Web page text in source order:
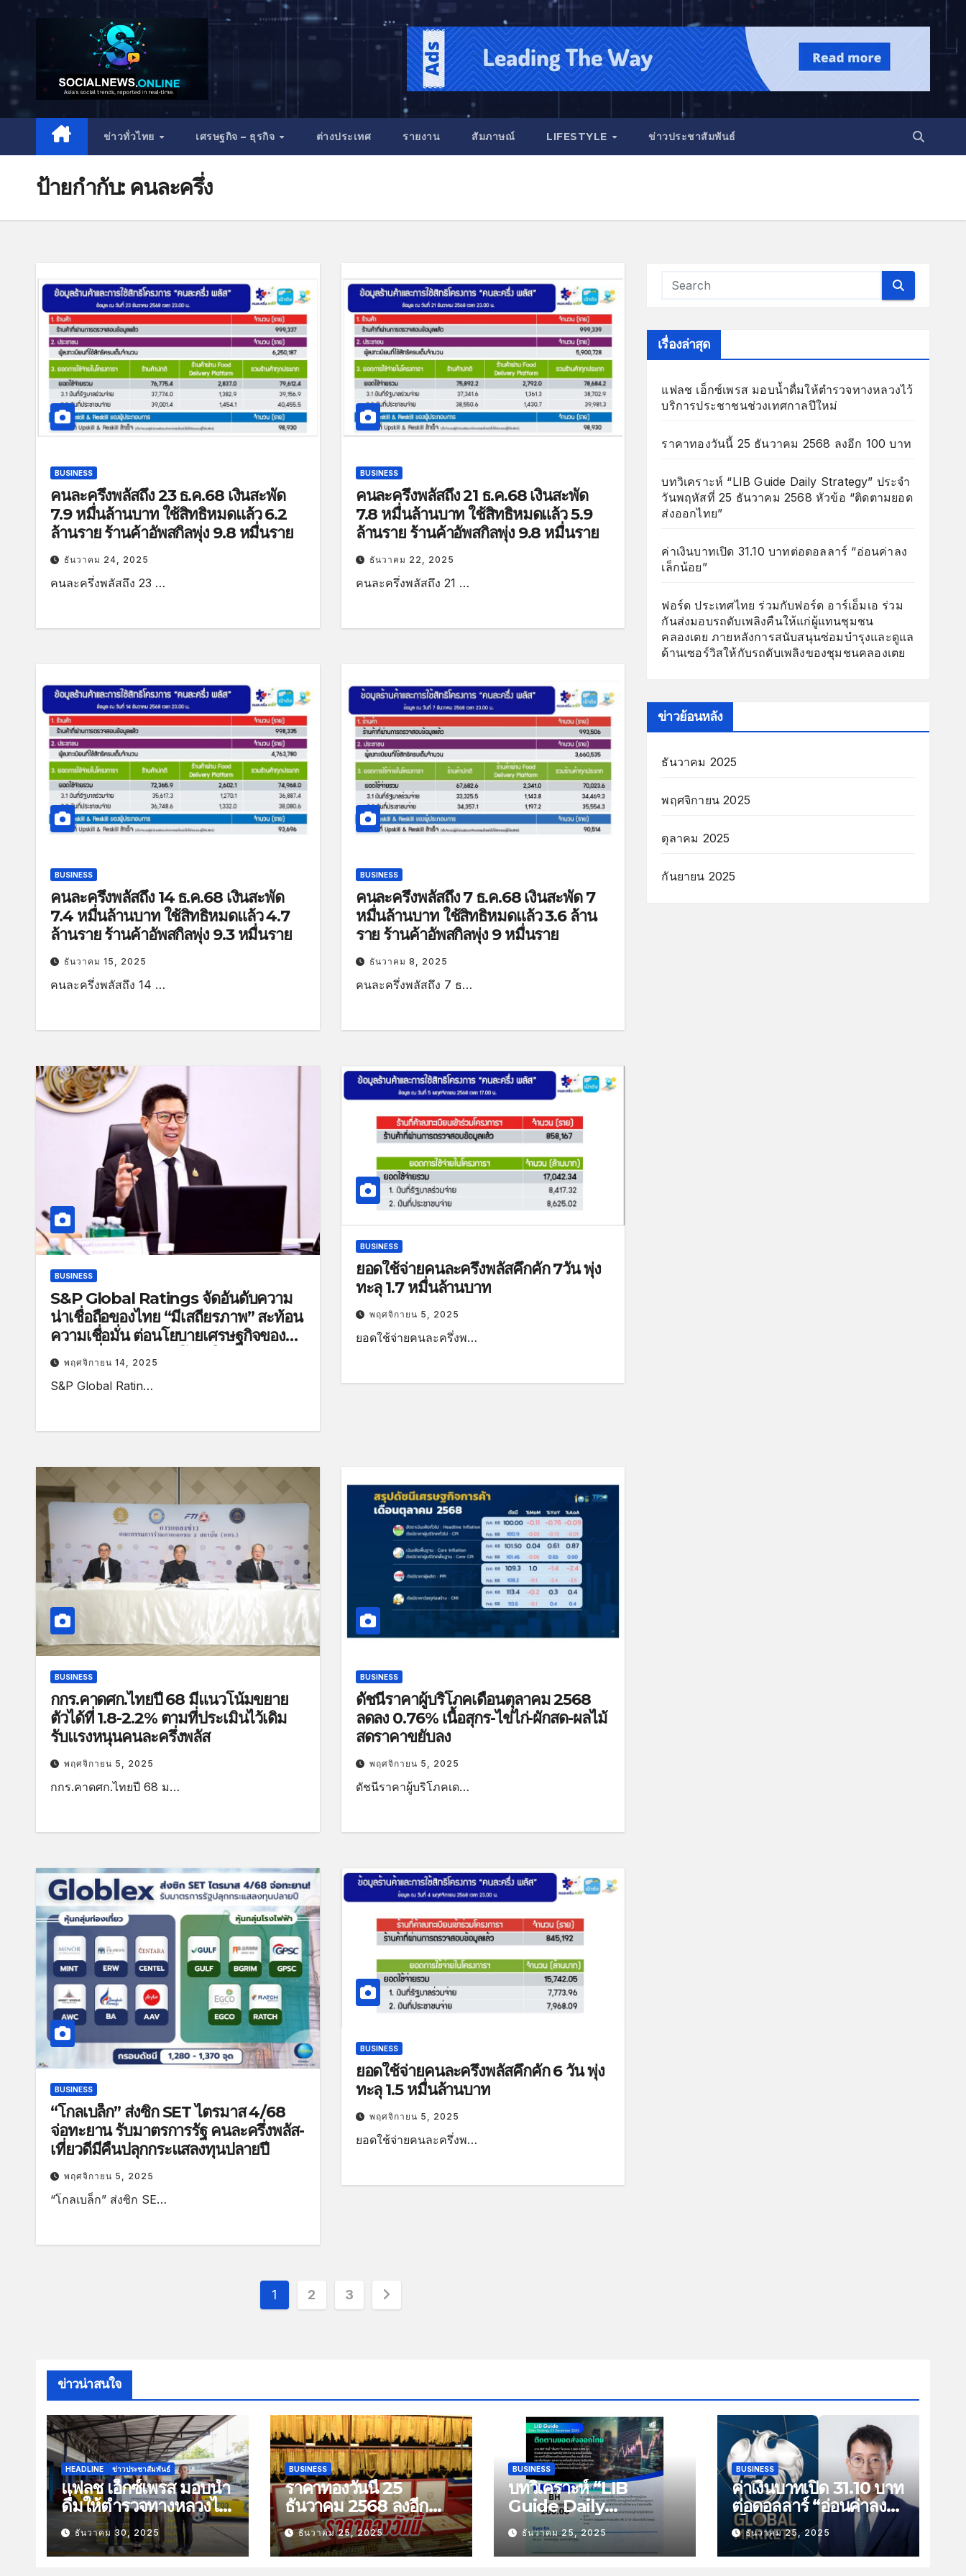
ข่าวทั่วไทย เศรษฐกิจ – ธุรกิจ ต่างประเทศ รายงาน สัมภาษณ์ LIFESTYLE ข่าวประชาสัมพันธ์
ป้ายกำกับ: คนละครึ่ง
BUSINESS
คนละครึ่งพลัสถึง 23 ธ.ค.68 เงินสะพัด
7.9 หมื่นล้านบาท ใช้สิทธิหมดแล้ว 6.2
ล้านราย ร้านค้าอัพสกิลพุ่ง 9.8 หมื่นราย
ธันวาคม 24, 2025
คนละครึ่งพลัสถึง 23 …
BUSINESS
คนละครึ่งพลัสถึง 21 ธ.ค.68 เงินสะพัด
7.8 หมื่นล้านบาท ใช้สิทธิหมดแล้ว 5.9
ล้านราย ร้านค้าอัพสกิลพุ่ง 9.8 หมื่นราย
ธันวาคม 22, 2025
คนละครึ่งพลัสถึง 21 …
BUSINESS
คนละครึ่งพลัสถึง 14 ธ.ค.68 เงินสะพัด
7.4 หมื่นล้านบาท ใช้สิทธิหมดแล้ว 4.7
ล้านราย ร้านค้าอัพสกิลพุ่ง 9.3 หมื่นราย
ธันวาคม 15, 2025
คนละครึ่งพลัสถึง 14 …
BUSINESS
คนละครึ่งพลัสถึง 7 ธ.ค.68 เงินสะพัด 7
หมื่นล้านบาท ใช้สิทธิหมดแล้ว 3.6 ล้าน
ราย ร้านค้าอัพสกิลพุ่ง 9 หมื่นราย
ธันวาคม 8, 2025
คนละครึ่งพลัสถึง 7 ธ…
BUSINESS
S&P Global Ratings จัดอันดับความ
น่าเชื่อถือของไทย “มีเสถียรภาพ” สะท้อน
ความเชื่อมั่น ต่อนโยบายเศรษฐกิจของ
รัฐบาลที่มุ่งเน้นความโปร่งใส รักษาวินัย
ทางการคลังอย่างเคร่งครัด
พฤศจิกายน 14, 2025
S&P Global Ratin…
BUSINESS
ยอดใช้จ่ายคนละครึ่งพลัสคึกคัก 7วัน พุ่ง
ทะลุ 1.7 หมื่นล้านบาท
พฤศจิกายน 5, 2025
ยอดใช้จ่ายคนละครึ่งพ…
BUSINESS
กกร.คาดศก.ไทยปี 68 มีแนวโน้มขยาย
ตัวได้ที่ 1.8-2.2% ตามที่ประเมินไว้เดิม
รับแรงหนุนคนละครึ่งพลัส
พฤศจิกายน 5, 2025
กกร.คาดศก.ไทยปี 68 ม…
BUSINESS
ดัชนีราคาผู้บริโภคเดือนตุลาคม 2568
ลดลง 0.76% เนื้อสุกร-ไข่ไก่-ผักสด-ผลไม้
สดราคาขยับลง
พฤศจิกายน 5, 2025
ดัชนีราคาผู้บริโภคเด…
BUSINESS
“โกลเบล็ก” ส่งซิก SET ไตรมาส 4/68
จ่อทะยาน รับมาตรการรัฐ คนละครึ่งพลัส-
เที่ยวดีมีคืนปลุกกระแสลงทุนปลายปี
พฤศจิกายน 5, 2025
“โกลเบล็ก” ส่งซิก SE…
BUSINESS
ยอดใช้จ่ายคนละครึ่งพลัสคึกคัก 6 วัน พุ่ง
ทะลุ 1.5 หมื่นล้านบาท
พฤศจิกายน 5, 2025
ยอดใช้จ่ายคนละครึ่งพ…
1 2 3
เรื่องล่าสุด
แฟลช เอ็กซ์เพรส มอบน้ำดื่มให้ตำรวจทางหลวงไว้
บริการประชาชนช่วงเทศกาลปีใหม่
ราคาทองวันนี้ 25 ธันวาคม 2568 ลงอีก 100 บาท
บทวิเคราะห์ “LIB Guide Daily Strategy” ประจำ
วันพฤหัสที่ 25 ธันวาคม 2568 หัวข้อ “ติดตามยอด
ส่งออกไทย”
ค่าเงินบาทเปิด 31.10 บาทต่อดอลลาร์ “อ่อนค่าลง
เล็กน้อย”
ฟอร์ด ประเทศไทย ร่วมกับฟอร์ด อาร์เอ็มเอ ร่วม
กันส่งมอบรถดับเพลิงคืนให้แก่ผู้แทนชุมชน
คลองเตย ภายหลังการสนับสนุนซ่อมบำรุงและดูแล
ด้านเซอร์วิสให้กับรถดับเพลิงของชุมชนคลองเตย
ข่าวย้อนหลัง
ธันวาคม 2025
พฤศจิกายน 2025
ตุลาคม 2025
กันยายน 2025
ข่าวน่าสนใจ
HEADLINE ข่าวประชาสัมพันธ์
แฟลช เอ็กซ์เพรส มอบน้ำ
ดื่มให้ตำรวจทางหลวงไว้
บริการประชาชนช่วง
เทศกาลปีใหม่
ธันวาคม 30, 2025
BUSINESS
ราคาทองวันนี้ 25
ธันวาคม 2568 ลงอีก
100 บาท
ธันวาคม 25, 2025
BUSINESS
บทวิเคราะห์ “LIB
Guide Daily
Strategy” ประจำวัน
พฤหัสที่ 25 ธันวาคม
2568 หัวข้อ “ติดตาม
ธันวาคม 25, 2025
BUSINESS
ค่าเงินบาทเปิด 31.10 บาท
ต่อดอลลาร์ “อ่อนค่าลง
เล็กน้อย”
ธันวาคม 25, 2025